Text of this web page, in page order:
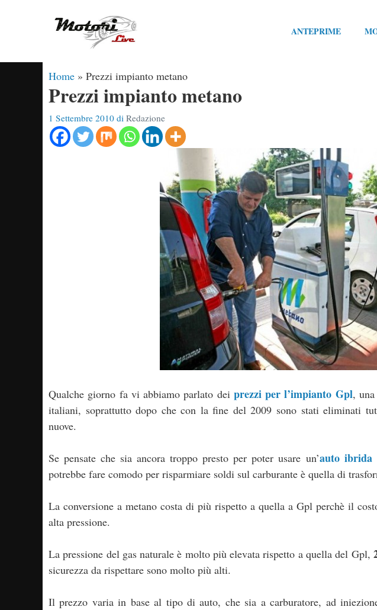
ANTEPRIME
Home » Prezzi impianto metano
Prezzi impianto metano
1 Settembre 2010 di Redazione
Qualche giorno fa vi abbiamo parlato dei prezzi per l’impianto Gpl,
italiani, soprattutto dopo che con la fine del 2009 sono stati eliminati
nuove.
Se pensate che sia ancora troppo presto per poter usare un’auto ibrida
potrebbe fare comodo per risparmiare soldi sul carburante è quella di
La conversione a metano costa di più rispetto a quella a Gpl perchè il
alta pressione.
La pressione del gas naturale è molto più elevata rispetto a quella del Gpl,
sicurezza da rispettare sono molto più alti.
Il prezzo varia in base al tipo di auto, che sia a carburatore, ad